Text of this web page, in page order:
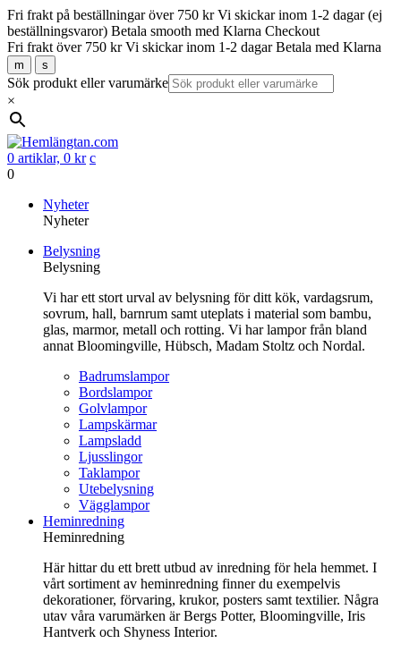
Fri frakt på beställningar över 750 kr Vi skickar inom 1-2 dagar (ej
beställningsvaror) Betala smooth med Klarna Checkout
Fri frakt över 750 kr Vi skickar inom 1-2 dagar Betala med Klarna
m s
Sök produkt eller varumärke
×
0 artiklar, 0 kr c
0
innehåll
Nyheter
Nyheter
Belysning
Belysning
Vi har ett stort urval av belysning för ditt kök, vardagsrum,
sovrum, hall, barnrum samt uteplats i material som bambu,
glas, marmor, metall och rotting. Vi har lampor från bland
annat Bloomingville, Hübsch, Madam Stoltz och Nordal.
Badrumslampor
Bordslampor
Golvlampor
Lampskärmar
Lampsladd
Ljusslingor
Taklampor
Utebelysning
Vägglampor
Heminredning
Heminredning
Här hittar du ett brett utbud av inredning för hela hemmet. I
vårt sortiment av heminredning finner du exempelvis
dekorationer, förvaring, krukor, posters samt textilier. Några
utav våra varumärken är Bergs Potter, Bloomingville, Iris
Hantverk och Shyness Interior.